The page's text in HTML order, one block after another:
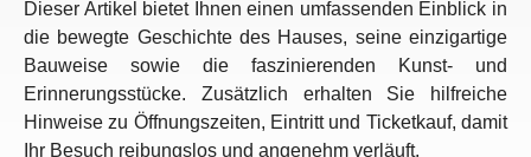
Dieser Artikel bietet Ihnen einen umfassenden Einblick in
die bewegte Geschichte des Hauses, seine einzigartige
Bauweise sowie die faszinierenden Kunst- und
Erinnerungsstücke. Zusätzlich erhalten Sie hilfreiche
Hinweise zu Öffnungszeiten, Eintritt und Ticketkauf, damit
Ihr Besuch reibungslos und angenehm verläuft.